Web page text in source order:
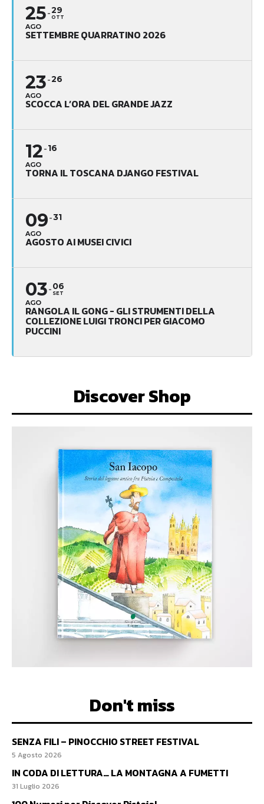
25
AGO
29
OTT
SETTEMBRE QUARRATINO 2026
23
AGO
26
SCOCCA L’ORA DEL GRANDE JAZZ
12
AGO
16
TORNA IL TOSCANA DJANGO FESTIVAL
09
AGO
31
AGOSTO AI MUSEI CIVICI
03
AGO
06
SET
RANGOLA IL GONG - GLI STRUMENTI DELLA
COLLEZIONE LUIGI TRONCI PER GIACOMO
PUCCINI
Discover Shop
Don't miss
SENZA FILI – PINOCCHIO STREET FESTIVAL
5 Agosto 2026
IN CODA DI LETTURA… LA MONTAGNA A FUMETTI
31 Luglio 2026